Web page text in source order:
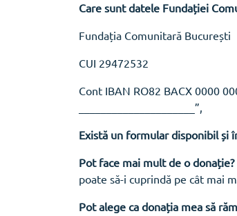
Care sunt datele Fundației
Fundația Comunitară București
CUI 29472532
Cont IBAN RO82 BACX 0000
_____________________”,
Există un formular disponibil și
Pot face mai mult de o donație?
poate să-i cuprindă pe cât mai
Pot alege ca donația mea să